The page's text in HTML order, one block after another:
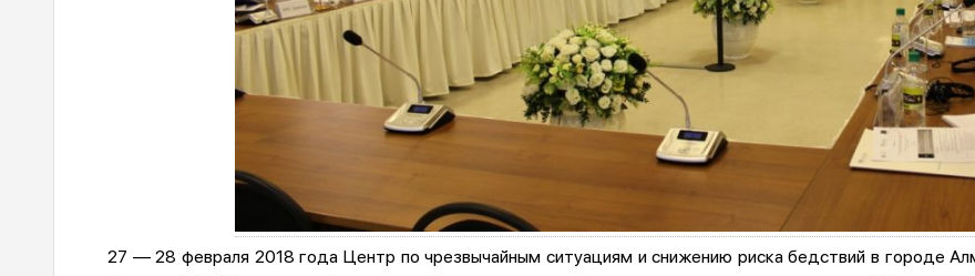
27 — 28 февраля 2018 года Центр по чрезвычайным ситуациям и снижению риска бедствий в городе